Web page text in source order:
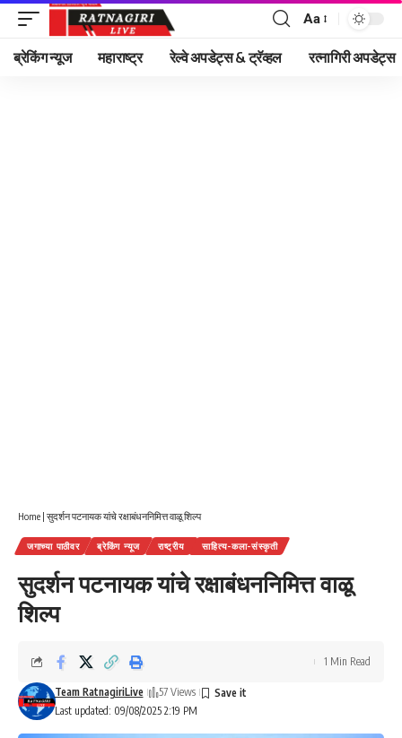
Font
Resizer
Aa
ब्रेकिंग न्यूज महाराष्ट्र रेल्वे अपडेट्स & ट्रॅव्हल रत्नागिरी अपडेट्स
Home | सुदर्शन पटनायक यांचे रक्षाबंधननिमित्त वाळू शिल्प
जगाच्या पाठीवर ब्रेकिंग न्यूज राष्ट्रीय साहित्य-कला-संस्कृती
सुदर्शन पटनायक यांचे रक्षाबंधननिमित्त वाळू
शिल्प
Last updated: 09/08/2025 2:19 PM
Team RatnagiriLive 57 Views
1 Min Read